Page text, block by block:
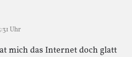
Uhr
mich das Internet doch glatt